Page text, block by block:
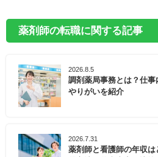
薬剤師の転職に関する記事
2026.8.5
調剤薬局事務とは？仕事
やりがいを紹介
2026.7.31
薬剤師と看護師の年収